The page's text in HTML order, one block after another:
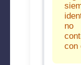
no
con